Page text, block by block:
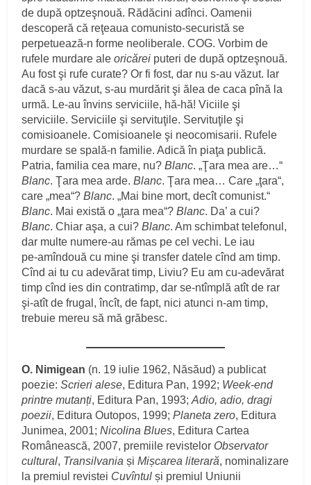
de după optzeşnouă. Rădăcini adînci. Oamenii
descoperă că reţeaua comunisto‑securistă se
perpetuează‑n forme neoliberale. COG. Vorbim de
rufele murdare aleoricărei puteri de după optzeşnouă.
Au fost şi rufe curate? Or fi fost, dar nu s‑au văzut. Iar
dacă s‑au văzut, s‑au murdărit şi ălea de caca pînă la
urmă. Le‑au învins serviciile, hă‑hă! Viciile şi
serviciile. Serviciile şi servituţile. Servituţile şi
comisioanele. Comisioanele şi neocomisarii. Rufele
murdare se spală‑n familie. Adică în piaţa publică.
Patria, familia cea mare, nu?Blanc. „Ţara mea are…“
Blanc. Ţara mea arde.Blanc. Ţara mea… Care „ţara“,
care „mea“?Blanc. „Mai bine mort, decît comunist.“
Blanc. Mai există o „ţara mea“?Blanc. Da’ a cui?
Blanc. Chiar aşa, a cui?Blanc. Am schimbat telefonul,
dar multe numere‑au rămas pe cel vechi. Le iau
pe‑amîndouă cu mine şi transfer datele cînd am timp.
Cînd ai tu cu adevărat timp, Liviu? Eu am cu‑adevărat
timp cînd ies din contratimp, dar se‑ntîmplă atît de rar
şi‑atît de frugal, încît, de fapt, nici atunci n‑am timp,
trebuie mereu să mă grăbesc.
O. Nimigean (n. 19 iulie 1962, Năsăud) a publicat
poezie:Scrieri alese, Editura Pan, 1992; Week-end
printre mutanți, Editura Pan, 1993;Adio, adio, dragi
poezii, Editura Outopos, 1999;Planeta zero, Editura
Junimea, 2001;Nicolina Blues, Editura Cartea
Românească, 2007, premiile revistelor Observator
cultural, Transilvania șiMișcarea literară, nominalizare
la premiul revistei Cuvîntul și premiul Uniunii